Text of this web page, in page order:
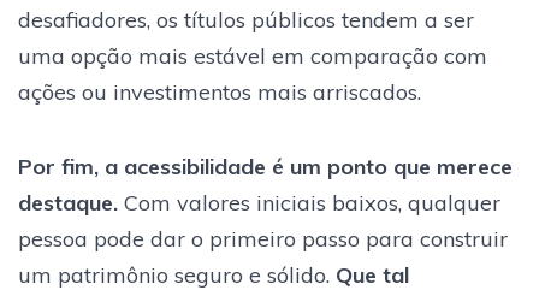
desafiadores, os títulos públicos tendem a ser
uma opção mais estável em comparação com
ações ou investimentos mais arriscados.
Por fim, a acessibilidade é um ponto que merece
destaque. Com valores iniciais baixos, qualquer
pessoa pode dar o primeiro passo para construir
um patrimônio seguro e sólido. Que tal